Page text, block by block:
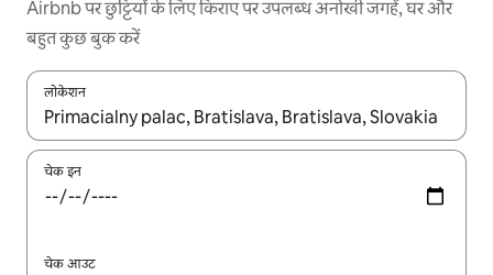
Airbnb पर छुट्टियों के लिए किराए पर उपलब्ध अनोखी जगहें, घर और
बहुत कुछ बुक करें
लोकेशन
नतीजों के उपलब्ध होने पर, अप और डाउन 'ऐरो की' का इस्तेमाल करके नेविगेट
चेक इन
चेक आउट